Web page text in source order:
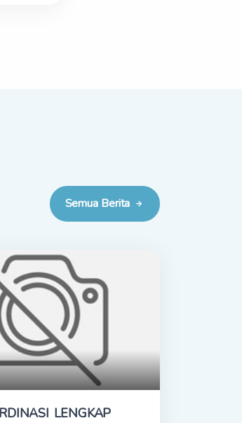
Semua Berita
LENGKAP